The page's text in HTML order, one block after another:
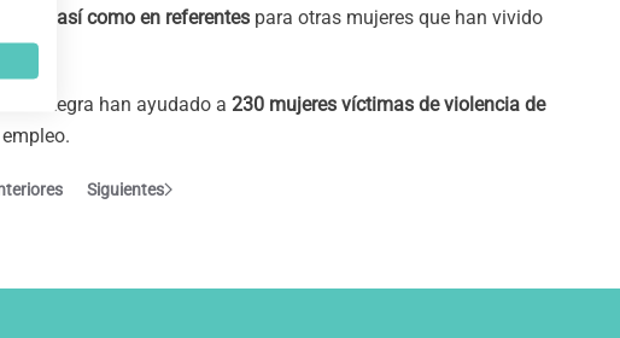
así como en referentes para otras mujeres que han vivido
Integra han ayudado a 230 mujeres víctimas de violencia de
Siguientes